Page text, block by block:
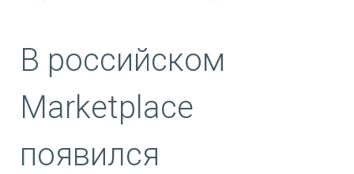
В российском
Marketplace
появился